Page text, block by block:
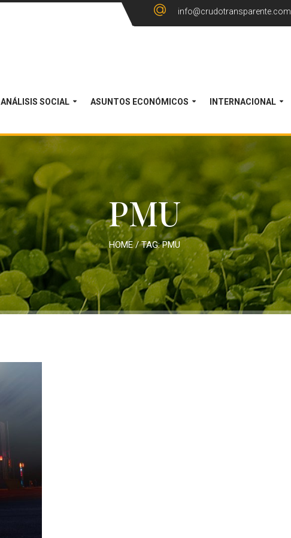
info@crudotransparente.com
ANÁLISIS SOCIAL ASUNTOS ECONÓMICOS INTERNACIONAL
PMU
HOME/ TAG:PMU